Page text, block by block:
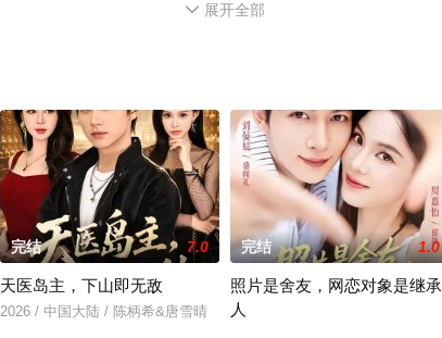
 展开全部
完结 7.0
天医岛主，下山即无敌
2026 / 中国大陆 / 陈柄希&唐雪晴
完结 1.0
照片是舍友，网恋对象是继承
人